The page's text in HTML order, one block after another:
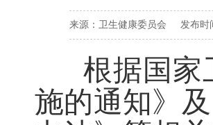
来源：卫生健康委员会 发布时
根据国家
施的通知》